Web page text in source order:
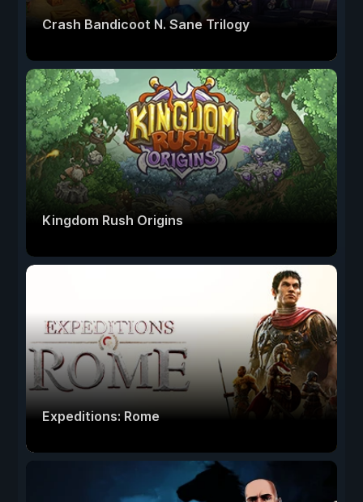
Crash Bandicoot N. Sane Trilogy
Kingdom Rush Origins
Expeditions: Rome